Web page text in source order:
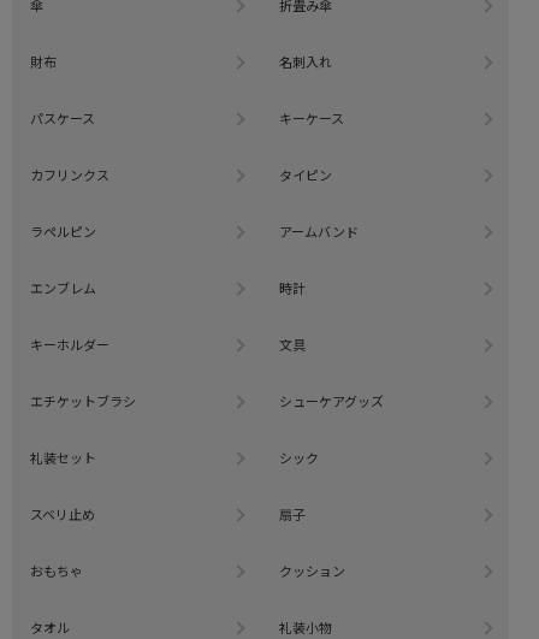
傘 折畳み傘
財布 名刺入れ
パスケース キーケース
カフリンクス タイピン
ラペルピン アームバンド
エンブレム 時計
キーホルダー 文具
エチケットブラシ シューケアグッズ
礼装セット シック
スベリ止め 扇子
おもちゃ クッション
タオル 礼装小物